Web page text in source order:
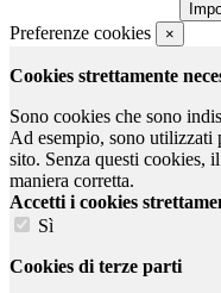
Preferenze cookies ×
Cookies strettamente
Sono cookies che sono
Ad esempio, sono utilizzati
sito. Senza questi cookies,
maniera corretta.
Accetti i cookies
Sì
Cookies di terze parti